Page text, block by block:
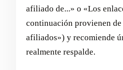
afiliado de...» o «Los
continuación provienen
afiliados») y recomiende
realmente respalde.